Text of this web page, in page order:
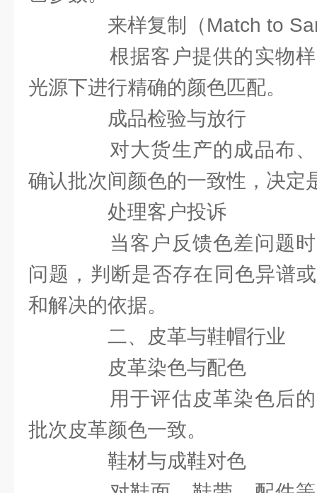
来样复制（Match to
根据客户提供的实物样
光源下进行精确的颜色匹配。
成品检验与放行
对大货生产的成品布、
确认批次间颜色的一致性，决定
处理客户投诉
当客户反馈色差问题时
问题，判断是否存在同色异谱
和解决的依据。
二、皮革与鞋帽行业
皮革染色与配色
用于评估皮革染色后的
批次皮革颜色一致。
鞋材与成鞋对色